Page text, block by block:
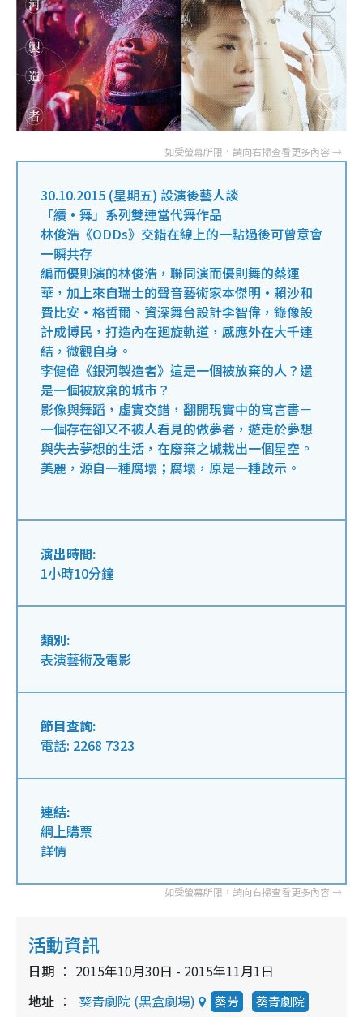
30.10.2015 (星期五) 設演後藝人談
「續•舞」系列雙連當代舞作品
林俊浩《ODDs》交錯在線上的一點過後可曾意會
一瞬共存
編而優則演的林俊浩，聯同演而優則舞的蔡運
華，加上來自瑞士的聲音藝術家本傑明•賴沙和
費比安•格哲爾、資深舞台設計李智偉，錄像設
計成博民，打造內在廻旋軌道，感應外在大千連
結，微觀自身。
李健偉《銀河製造者》這是一個被放棄的人？還
是一個被放棄的城市？
影像與舞蹈，虛實交錯，翻開現實中的寓言書－
一個存在卻又不被人看見的做夢者，遊走於夢想
與失去夢想的生活，在廢棄之城栽出一個星空。
美麗，源自一種腐壞；腐壞，原是一種啟示。
演出時間:
1小時10分鐘
類別:
表演藝術及電影
節目查詢:
電話: 2268 7323
連結:
網上購票
詳情
活動資訊
日期
2015年10月30日 - 2015年11月1日
地址
葵青劇院 (黑盒劇場) 葵芳 葵青劇院